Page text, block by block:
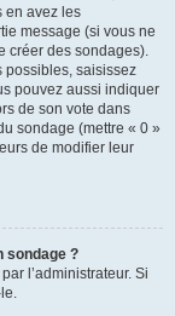
en avez les
message (si vous ne
créer des sondages).
possibles, saisissez
pouvez aussi indiquer
de son vote dans
sondage (mettre « 0 »
de modifier leur
sondage ?
l’administrateur. Si